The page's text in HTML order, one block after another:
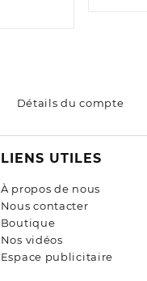
Détails du compte
LIENS UTILES
À propos de nous
Nous contacter
Boutique
Nos vidéos
Espace publicitaire